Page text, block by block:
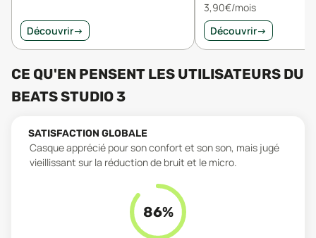
Découvrir→
3,90€/mois
Découvrir→
CE QU'EN PENSENT LES UTILISATEURS DU
BEATS STUDIO 3
SATISFACTION GLOBALE
Casque apprécié pour son confort et son son, mais jugé
vieillissant sur la réduction de bruit et le micro.
86%